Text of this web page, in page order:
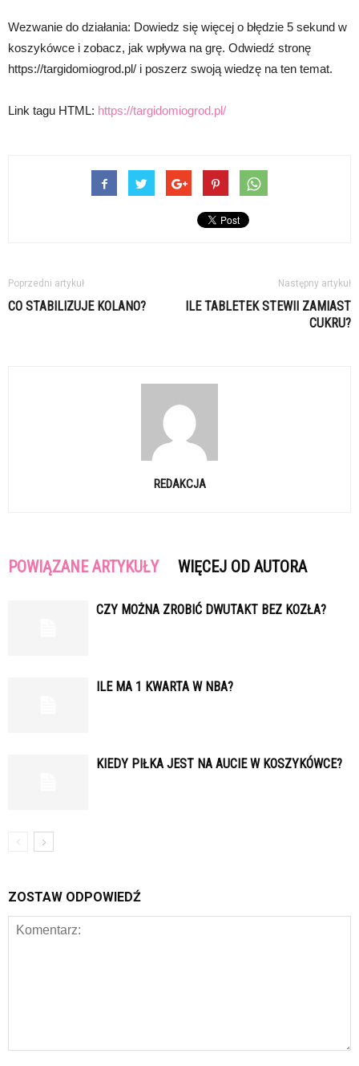
Wezwanie do działania: Dowiedz się więcej o błędzie 5 sekund w
koszykówce i zobacz, jak wpływa na grę. Odwiedź stronę
https://targidomiogrod.pl/ i poszerz swoją wiedzę na ten temat.
Link tagu HTML: https://targidomiogrod.pl/
Poprzedni artykuł
CO STABILIZUJE KOLANO?
Następny artykuł
ILE TABLETEK STEWII ZAMIAST
CUKRU?
REDAKCJA
POWIĄZANE ARTYKUŁY WIĘCEJ OD AUTORA
CZY MOŻNA ZROBIĆ DWUTAKT BEZ KOZŁA?
ILE MA 1 KWARTA W NBA?
KIEDY PIŁKA JEST NA AUCIE W KOSZYKÓWCE?
ZOSTAW ODPOWIEDŹ